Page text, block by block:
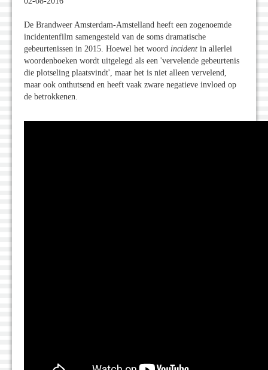
De Brandweer Amsterdam-Amstelland heeft een zogenoemde
incidentenfilm samengesteld van de soms dramatische
gebeurtenissen in 2015. Hoewel het woord incident in allerlei
woordenboeken wordt uitgelegd als een 'vervelende gebeurtenis
die plotseling plaatsvindt', maar het is niet alleen vervelend,
maar ook onthutsend en heeft vaak zware negatieve invloed op
de betrokkenen.